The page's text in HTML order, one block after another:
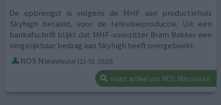
De opbrengst is volgens de MHF aan productiehuis
Skyhigh betaald, voor de televisieproductie. Uit een
bankafschrift blijkt dat MHF-voorzitter Bram Bakker een
vergelijkbaar bedrag aan Skyhigh heeft overgeboekt.
NOS Nieuwsuur (21-01-2020)
naart artikel van NOS Nieuwsuur